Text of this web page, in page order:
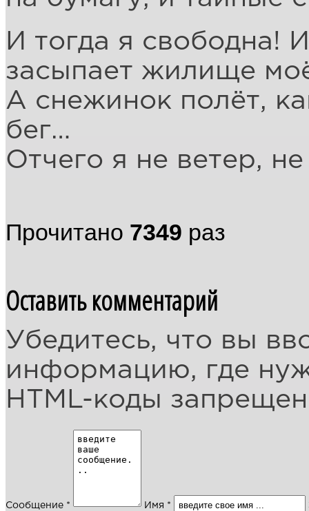
И тогда я свободна!
засыпает жилище
А снежинок полёт,
бег…
Отчего я не ветер,
Прочитано 7349 раз
Оставить комментарий
Убедитесь, что вы
информацию, где
HTML-коды
Сообщение * Имя *